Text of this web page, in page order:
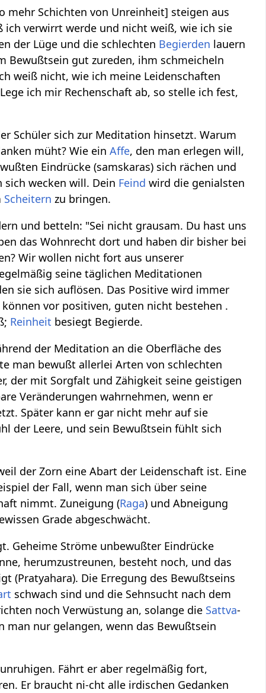
mehr Schichten von Unreinheit] steigen aus
verwirrt werde und nicht weiß, wie ich sie
der Lüge und die schlechten Begierden lauern
Bewußtsein gut zureden, ihm schmeicheln
weiß nicht, wie ich meine Leidenschaften
ich mir Rechenschaft ab, so stelle ich fest,
Schüler sich zur Meditation hinsetzt. Warum
müht? Wie einAffe, den man erlegen will,
Eindrücke (samskaras) sich rächen und
wecken will. Dein Feind wird die genialsten
Scheitern zu bringen.
und betteln: "Sei nicht grausam. Du hast uns
das Wohnrecht dort und haben dir bisher bei
Wir wollen nicht fort aus unserer
seine täglichen Meditationen
sie sich auflösen. Das Positive wird immer
vor positiven, guten nicht bestehen .
Reinheit besiegt Begierde.
der Meditation an die Oberfläche des
man bewußt allerlei Arten von schlechten
der mit Sorgfalt und Zähigkeit seine geistigen
Veränderungen wahrnehmen, wenn er
Später kann er gar nicht mehr auf sie
der Leere, und sein Bewußtsein fühlt sich
der Zorn eine Abart der Leidenschaft ist. Eine
der Fall, wenn man sich über seine
nimmt. Zuneigung (Raga) und Abneigung
Grade abgeschwächt.
Geheime Ströme unbewußter Eindrücke
herumzustreunen, besteht noch, und das
(Pratyahara). Die Erregung des Bewußtseins
schwach sind und die Sehnsucht nach dem
noch Verwüstung an, solange die Sattva-
man nur gelangen, wenn das Bewußtsein
Fährt er aber regelmäßig fort,
Er braucht ni-cht alle irdischen Gedanken